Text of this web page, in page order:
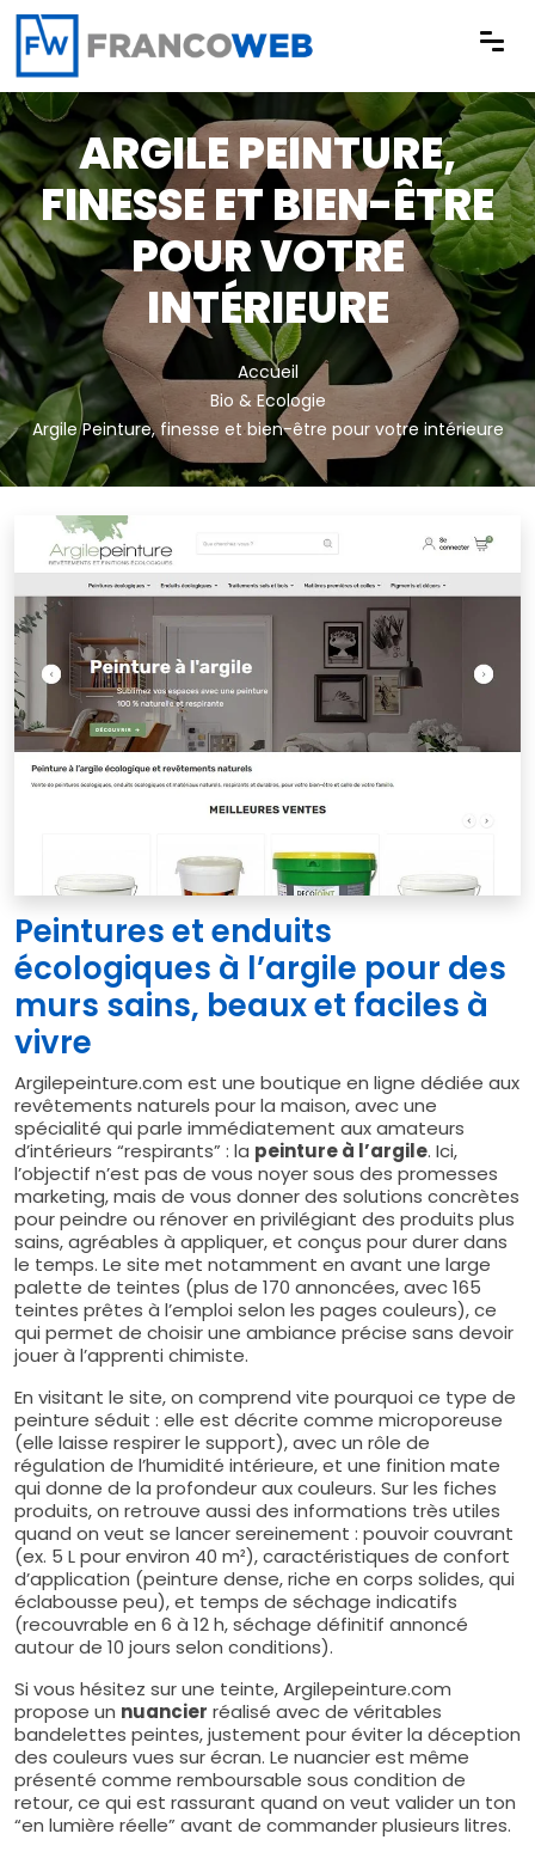
Panneau de gestion des cookies
ARGILE PEINTURE,
FINESSE ET BIEN-ÊTRE
POUR VOTRE
INTÉRIEURE
Accueil
Bio & Ecologie
Argile Peinture, finesse et bien-être pour votre intérieure
Peintures et enduits
écologiques à l’argile pour des
murs sains, beaux et faciles à
vivre
Argilepeinture.com est une boutique en ligne dédiée aux
revêtements naturels pour la maison, avec une
spécialité qui parle immédiatement aux amateurs
d’intérieurs “respirants” : la peinture à l’argile. Ici,
l’objectif n’est pas de vous noyer sous des promesses
marketing, mais de vous donner des solutions concrètes
pour peindre ou rénover en privilégiant des produits plus
sains, agréables à appliquer, et conçus pour durer dans
le temps. Le site met notamment en avant une large
palette de teintes (plus de 170 annoncées, avec 165
teintes prêtes à l’emploi selon les pages couleurs), ce
qui permet de choisir une ambiance précise sans devoir
jouer à l’apprenti chimiste.
En visitant le site, on comprend vite pourquoi ce type de
peinture séduit : elle est décrite comme microporeuse
(elle laisse respirer le support), avec un rôle de
régulation de l’humidité intérieure, et une finition mate
qui donne de la profondeur aux couleurs. Sur les fiches
produits, on retrouve aussi des informations très utiles
quand on veut se lancer sereinement : pouvoir couvrant
(ex. 5 L pour environ 40 m²), caractéristiques de confort
d’application (peinture dense, riche en corps solides, qui
éclabousse peu), et temps de séchage indicatifs
(recouvrable en 6 à 12 h, séchage définitif annoncé
autour de 10 jours selon conditions).
Si vous hésitez sur une teinte, Argilepeinture.com
propose un nuancier réalisé avec de véritables
bandelettes peintes, justement pour éviter la déception
des couleurs vues sur écran. Le nuancier est même
présenté comme remboursable sous condition de
retour, ce qui est rassurant quand on veut valider un ton
“en lumière réelle” avant de commander plusieurs litres.